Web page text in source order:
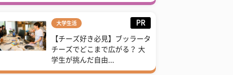
大学生活 PR
【チーズ好き必見】ブッラータ
チーズでどこまで広がる？ 大
学生が挑んだ自由...